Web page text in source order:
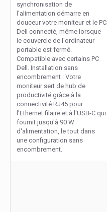
synchronisation de
l'alimentation démarre en
douceur votre moniteur et le PC
Dell connecté, même lorsque
le couvercle de l'ordinateur
portable est fermé.
Compatible avec certains PC
Dell. Installation sans
encombrement : Votre
moniteur sert de hub de
productivité grâce à la
connectivité RJ45 pour
l'Ethernet filaire et à l'USB-C qui
fournit jusqu'à 90 W
d'alimentation, le tout dans
une configuration sans
encombrement.